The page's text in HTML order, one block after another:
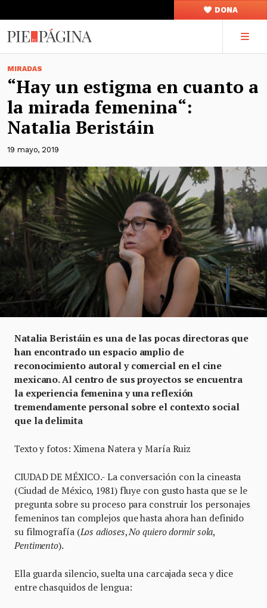
DONA
MIRADAS
“Hay un estigma en cuanto a
la mirada femenina“:
Natalia Beristáin
19 mayo, 2019
Natalia Beristáin es una de las pocas directoras que
han encontrado un espacio amplio de
reconocimiento autoral y comercial en el cine
mexicano. Al centro de sus proyectos se encuentra
la experiencia femenina y una reflexión
tremendamente personal sobre el contexto social
que la delimita
Texto y fotos: Ximena Natera y María Ruiz
CIUDAD DE MÉXICO.- La conversación con la cineasta
(Ciudad de México, 1981) fluye con gusto hasta que se le
pregunta sobre su proceso para construir los personajes
femeninos tan complejos que hasta ahora han definido
su filmografía (Los adioses, No quiero dormir sola,
Pentimento).
Ella guarda silencio, suelta una carcajada seca y dice
entre chasquidos de lengua: